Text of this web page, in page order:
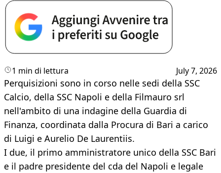
1 min di lettura July 7, 2026
Perquisizioni sono in corso nelle sedi della SSC
Calcio, della SSC Napoli e della Filmauro srl
nell'ambito di una indagine della Guardia di
Finanza, coordinata dalla Procura di Bari a carico
di Luigi e Aurelio De Laurentiis.
I due, il primo amministratore unico della SSC Bari
e il padre presidente del cda del Napoli e legale